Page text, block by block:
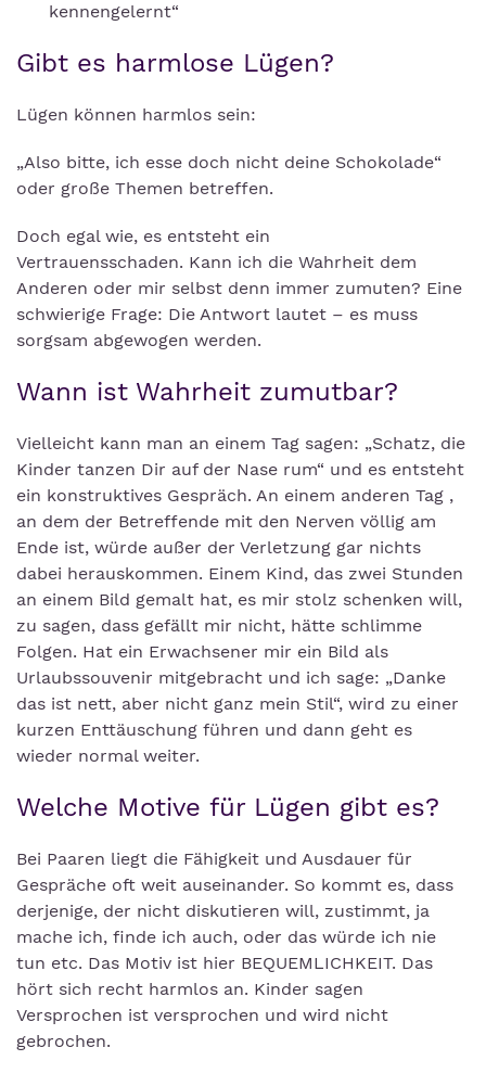
kennengelernt“
Gibt es harmlose Lügen?
Lügen können harmlos sein:
„Also bitte, ich esse doch nicht deine Schokolade“
oder große Themen betreffen.
Doch egal wie, es entsteht ein
Vertrauensschaden. Kann ich die Wahrheit dem
Anderen oder mir selbst denn immer zumuten? Eine
schwierige Frage: Die Antwort lautet – es muss
sorgsam abgewogen werden.
Wann ist Wahrheit zumutbar?
Vielleicht kann man an einem Tag sagen: „Schatz, die
Kinder tanzen Dir auf der Nase rum“ und es entsteht
ein konstruktives Gespräch. An einem anderen Tag ,
an dem der Betreffende mit den Nerven völlig am
Ende ist, würde außer der Verletzung gar nichts
dabei herauskommen. Einem Kind, das zwei Stunden
an einem Bild gemalt hat, es mir stolz schenken will,
zu sagen, dass gefällt mir nicht, hätte schlimme
Folgen. Hat ein Erwachsener mir ein Bild als
Urlaubssouvenir mitgebracht und ich sage: „Danke
das ist nett, aber nicht ganz mein Stil“, wird zu einer
kurzen Enttäuschung führen und dann geht es
wieder normal weiter.
Welche Motive für Lügen gibt es?
Bei Paaren liegt die Fähigkeit und Ausdauer für
Gespräche oft weit auseinander. So kommt es, dass
derjenige, der nicht diskutieren will, zustimmt, ja
mache ich, finde ich auch, oder das würde ich nie
tun etc. Das Motiv ist hier BEQUEMLICHKEIT. Das
hört sich recht harmlos an. Kinder sagen
Versprochen ist versprochen und wird nicht
gebrochen.